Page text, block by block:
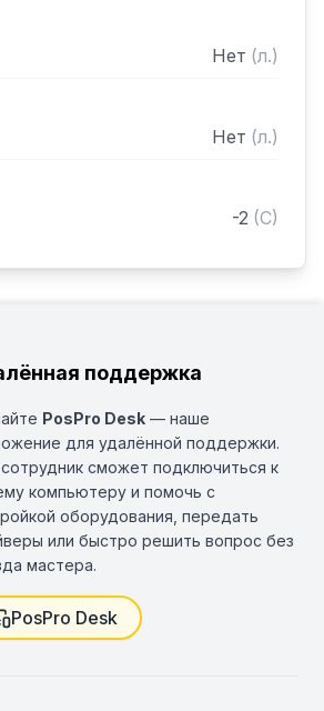
Нет (л.)
Нет (л.)
-2 (C)
поддержка
PosPro Desk — наше
для удалённой поддержки.
сможет подключиться к
компьютеру и помочь с
оборудования, передать
или быстро решить вопрос без
мастера.
PosPro Desk